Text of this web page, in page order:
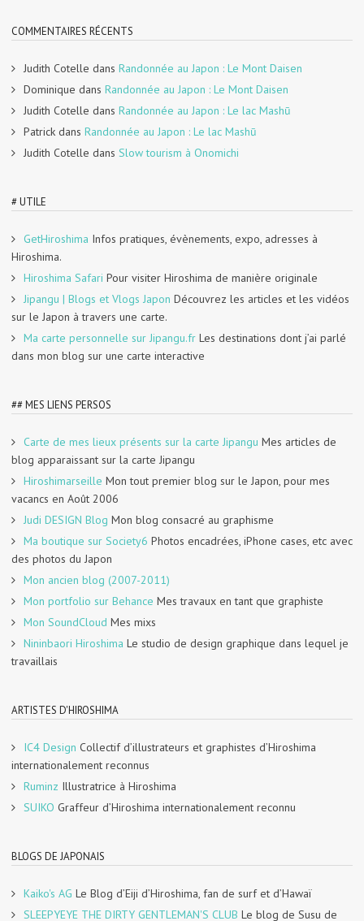
COMMENTAIRES RÉCENTS
Judith Cotelle dans Randonnée au Japon : Le Mont Daisen
Dominique dans Randonnée au Japon : Le Mont Daisen
Judith Cotelle dans Randonnée au Japon : Le lac Mashū
Patrick dans Randonnée au Japon : Le lac Mashū
Judith Cotelle dans Slow tourism à Onomichi
# UTILE
GetHiroshima Infos pratiques, évènements, expo, adresses à
Hiroshima.
Hiroshima Safari Pour visiter Hiroshima de manière originale
Jipangu | Blogs et Vlogs Japon Découvrez les articles et les vidéos
sur le Japon à travers une carte.
Ma carte personnelle sur Jipangu.fr Les destinations dont j’ai parlé
dans mon blog sur une carte interactive
## MES LIENS PERSOS
Carte de mes lieux présents sur la carte Jipangu Mes articles de
blog apparaissant sur la carte Jipangu
Hiroshimarseille Mon tout premier blog sur le Japon, pour mes
vacancs en Août 2006
Judi DESIGN Blog Mon blog consacré au graphisme
Ma boutique sur Society6 Photos encadrées, iPhone cases, etc avec
des photos du Japon
Mon ancien blog (2007-2011)
Mon portfolio sur Behance Mes travaux en tant que graphiste
Mon SoundCloud Mes mixs
Nininbaori Hiroshima Le studio de design graphique dans lequel je
travaillais
ARTISTES D'HIROSHIMA
IC4 Design Collectif d’illustrateurs et graphistes d’Hiroshima
internationalement reconnus
Ruminz Illustratrice à Hiroshima
SUIKO Graffeur d’Hiroshima internationalement reconnu
BLOGS DE JAPONAIS
Kaiko's AG Le Blog d’Eiji d’Hiroshima, fan de surf et d’Hawaï
SLEEPYEYE THE DIRTY GENTLEMAN'S CLUB Le blog de Susu de